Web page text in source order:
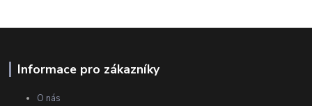
Informace pro zákazníky
O nás